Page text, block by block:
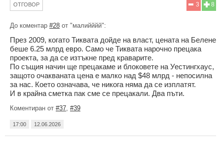
8
3
ОТГОВОР
До коментар #28 от "малийййй":
През 2009, когато Тиквата дойде на власт, цената на Белене
беше 6.25 млрд евро. Само че Тиквата нарочно прецака
проекта, за да се изтъкне пред краварите.
По същия начин ще прецакаме и блоковете на Уестингхаус,
защото очакваната цена е малко над $48 млрд - непосилна
за нас. Което означава, че никога няма да се изплатят.
И в крайна сметка пак сме се прецакали. Два пъти.
Коментиран от #37 #39
17:00 12.06.2026